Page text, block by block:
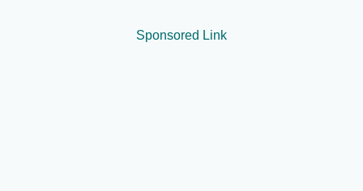
Sponsored Link